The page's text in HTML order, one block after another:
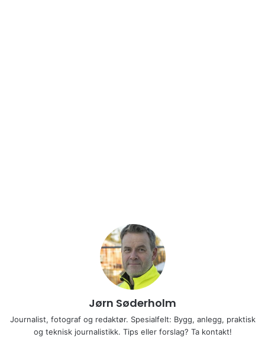
Jørn Søderholm
Journalist, fotograf og redaktør. Spesialfelt: Bygg, anlegg, praktisk
og teknisk journalistikk. Tips eller forslag? Ta kontakt!